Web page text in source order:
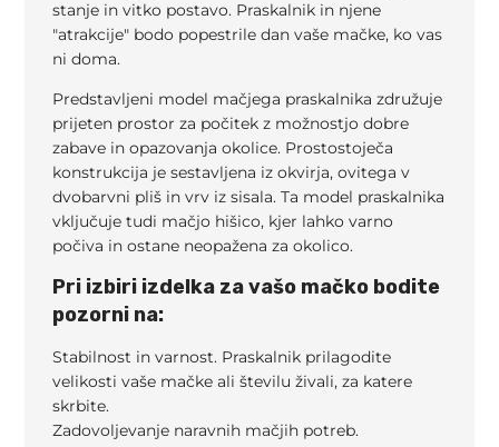
stanje in vitko postavo. Praskalnik in njene
"atrakcije" bodo popestrile dan vaše mačke, ko vas
ni doma.
Predstavljeni model mačjega praskalnika združuje
prijeten prostor za počitek z možnostjo dobre
zabave in opazovanja okolice. Prostostoječa
konstrukcija je sestavljena iz okvirja, ovitega v
dvobarvni pliš in vrv iz sisala. Ta model praskalnika
vključuje tudi mačjo hišico, kjer lahko varno
počiva in ostane neopažena za okolico.
Pri izbiri izdelka za vašo mačko bodite
pozorni na:
Stabilnost in varnost. Praskalnik prilagodite
velikosti vaše mačke ali številu živali, za katere
skrbite.
Zadovoljevanje naravnih mačjih potreb.